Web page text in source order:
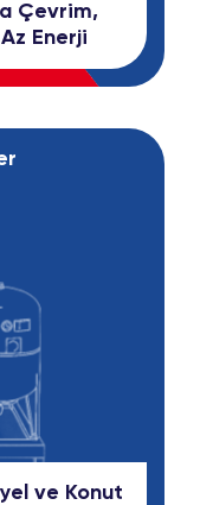
Çevrim,
Enerji
ve Konut